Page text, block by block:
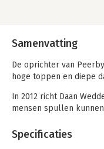
Samenvatting
De oprichter van
hoge toppen en diepe
In 2012 richt Daan
mensen spullen
verminderen, door
dan kopen. Het
Specificaties